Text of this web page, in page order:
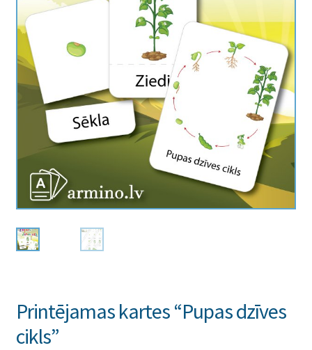
Printējamas kartes “Pupas dzīves
cikls”